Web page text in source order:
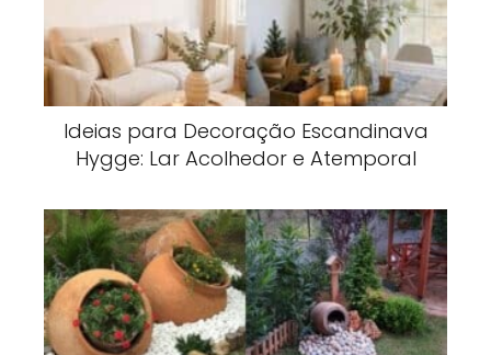
Ideias para Decoração Escandinava
Hygge: Lar Acolhedor e Atemporal